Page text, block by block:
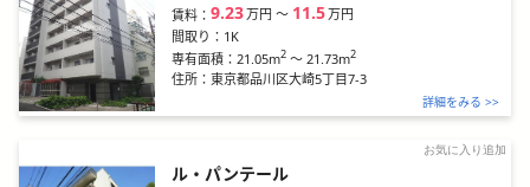
賃料：9.23万円〜 11.5万円
間取り： 1K
専有面積：21.05m2 ～ 21.73m2
住所：東京都品川区大崎5丁目7-3
詳細をみる >>
お気に入り追加
ル・パンテール